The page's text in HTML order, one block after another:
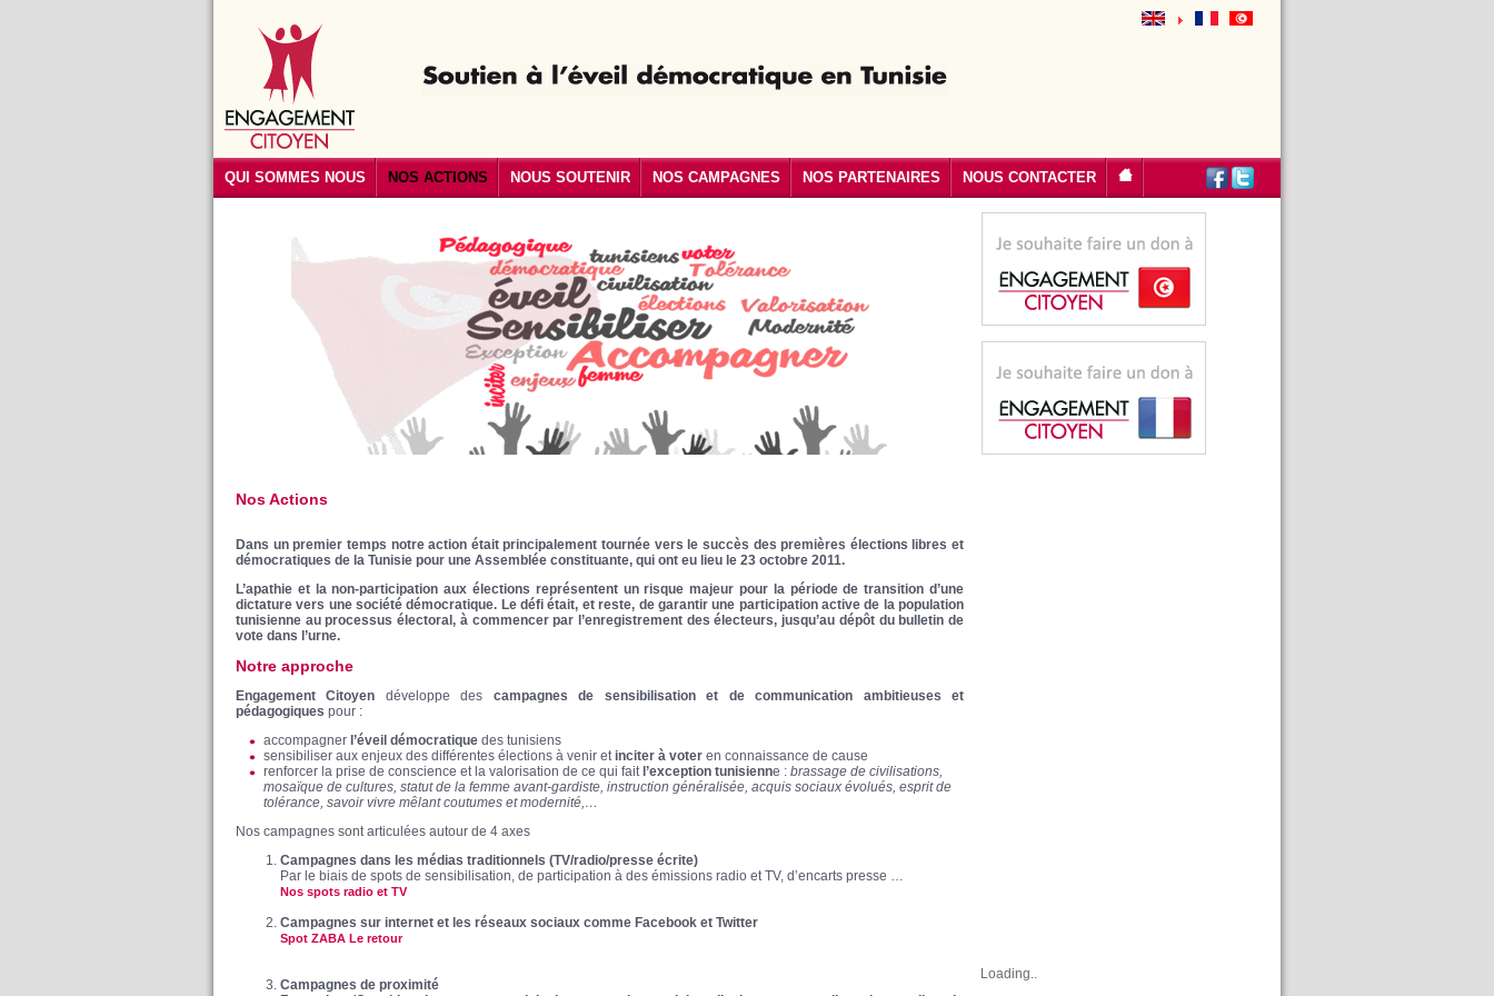
QUI SOMMES NOUS NOS ACTIONS NOUS SOUTENIR NOS CAMPAGNES NOS PARTENAIRES NOUS CONTACTER
Nos Actions
Dans un premier temps notre action était principalement tournée vers le succès des premières élections libres et
démocratiques de la Tunisie pour une Assemblée constituante, qui ont eu lieu le 23 octobre 2011.
L’apathie et la non-participation aux élections représentent un risque majeur pour la période de transition d’une
dictature vers une société démocratique. Le défi était, et reste, de garantir une participation active de la population
tunisienne au processus électoral, à commencer par l’enregistrement des électeurs, jusqu’au dépôt du bulletin de
vote dans l’urne.
Notre approche
Engagement Citoyen développe des campagnes de sensibilisation et de communication ambitieuses et
pédagogiques pour :
accompagner l’éveil démocratique des tunisiens
sensibiliser aux enjeux des différentes élections à venir et inciter à voter en connaissance de cause
renforcer la prise de conscience et la valorisation de ce qui fait l’exception tunisienne : brassage de civilisations,
mosaïque de cultures, statut de la femme avant-gardiste, instruction généralisée, acquis sociaux évolués, esprit de
tolérance, savoir vivre mêlant coutumes et modernité,…
Nos campagnes sont articulées autour de 4 axes
Campagnes dans les médias traditionnels (TV/radio/presse écrite)
Par le biais de spots de sensibilisation, de participation à des émissions radio et TV, d’encarts presse …
Nos spots radio et TV
Campagnes sur internet et les réseaux sociaux comme Facebook et Twitter
Spot ZABA Le retour
Campagnes de proximité
Loading..